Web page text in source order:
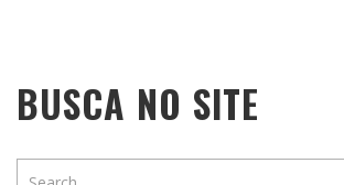
BUSCA NO SITE